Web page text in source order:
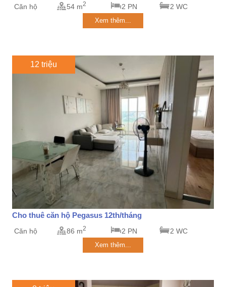
Căn hộ 54 m2 2 PN 2 WC
Xem thêm...
12 triệu
Cho thuê căn hộ Pegasus 12th/tháng
Căn hộ 86 m2 2 PN 2 WC
Xem thêm...